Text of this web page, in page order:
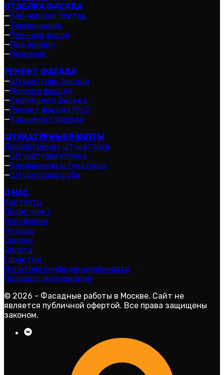
ОТДЕЛКА ФАСАДА
—Клинкерная плитка
—Термопанели
—Реечный фасад
—Под кирпич
—Покраска
РЕМОНТ ФАСАДА
—Штукатурки фасада
—Мокрого фасада
—Кирпичного фасада
—Ремонт фасада МКД
—Капремонт фасада
ШТУКАТУРНЫЕ РАБОТЫ
Декоративная штукатурка
—Штукатурка короед
—Камешковая штукатурка
—Штукатурка шуба
О НАС
Контакты
Прайс-лист
Портфолио
Отзывы
Скидки
Оплата
Гарантии
Политика конфиденциальности
Правовая информация
© 2026 - Фасадные работы в Москве. Сайт не
является публичной офертой. Все права защищены
законом.